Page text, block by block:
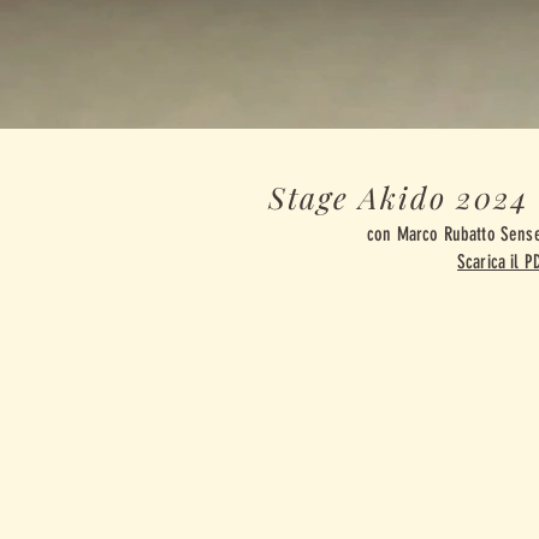
Stage Akido 2024
con Marco Rubatto
Scarica il